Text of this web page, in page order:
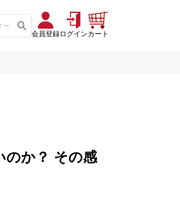
会員登録ログインカート
のか？ その感